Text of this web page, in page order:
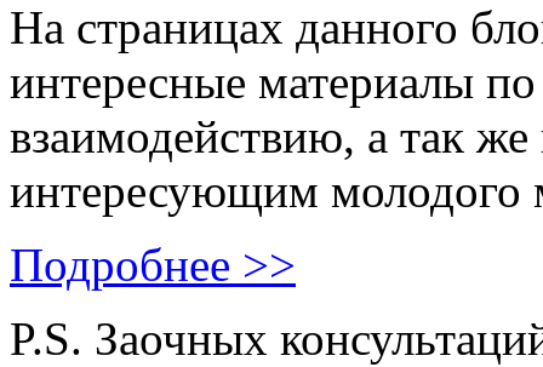
На страницах данного
интересные материалы
взаимодействию, а так
интересующим молодого
Подробнее >>
P.S. Заочных